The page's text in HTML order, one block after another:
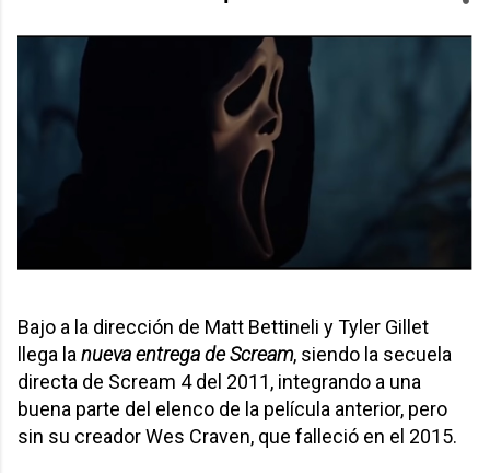
Bajo a la dirección de Matt Bettineli y Tyler Gillet
llega la nueva entrega de Scream, siendo la secuela
directa de Scream 4 del 2011, integrando a una
buena parte del elenco de la película anterior, pero
sin su creador Wes Craven, que falleció en el 2015.